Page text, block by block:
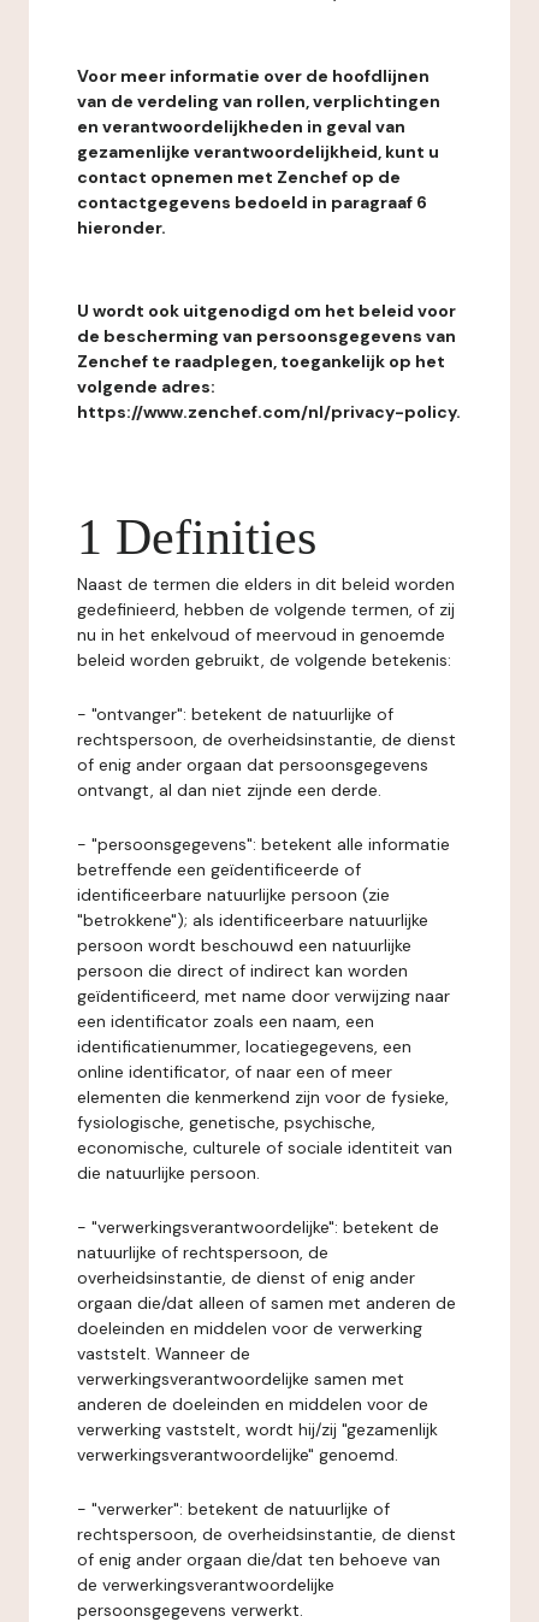
Voor meer informatie over de hoofdlijnen
van de verdeling van rollen, verplichtingen
en verantwoordelijkheden in geval van
gezamenlijke verantwoordelijkheid, kunt u
contact opnemen met Zenchef op de
contactgegevens bedoeld in paragraaf 6
hieronder.
U wordt ook uitgenodigd om het beleid voor
de bescherming van persoonsgegevens van
Zenchef te raadplegen, toegankelijk op het
volgende adres:
https://www.zenchef.com/nl/privacy-policy.
1 Definities
Naast de termen die elders in dit beleid worden
gedefinieerd, hebben de volgende termen, of zij
nu in het enkelvoud of meervoud in genoemde
beleid worden gebruikt, de volgende betekenis:
- "ontvanger": betekent de natuurlijke of
rechtspersoon, de overheidsinstantie, de dienst
of enig ander orgaan dat persoonsgegevens
ontvangt, al dan niet zijnde een derde.
- "persoonsgegevens": betekent alle informatie
betreffende een geïdentificeerde of
identificeerbare natuurlijke persoon (zie
"betrokkene"); als identificeerbare natuurlijke
persoon wordt beschouwd een natuurlijke
persoon die direct of indirect kan worden
geïdentificeerd, met name door verwijzing naar
een identificator zoals een naam, een
identificatienummer, locatiegegevens, een
online identificator, of naar een of meer
elementen die kenmerkend zijn voor de fysieke,
fysiologische, genetische, psychische,
economische, culturele of sociale identiteit van
die natuurlijke persoon.
- "verwerkingsverantwoordelijke": betekent de
natuurlijke of rechtspersoon, de
overheidsinstantie, de dienst of enig ander
orgaan die/dat alleen of samen met anderen de
doeleinden en middelen voor de verwerking
vaststelt. Wanneer de
verwerkingsverantwoordelijke samen met
anderen de doeleinden en middelen voor de
verwerking vaststelt, wordt hij/zij "gezamenlijk
verwerkingsverantwoordelijke" genoemd.
- "verwerker": betekent de natuurlijke of
rechtspersoon, de overheidsinstantie, de dienst
of enig ander orgaan die/dat ten behoeve van
de verwerkingsverantwoordelijke
persoonsgegevens verwerkt.